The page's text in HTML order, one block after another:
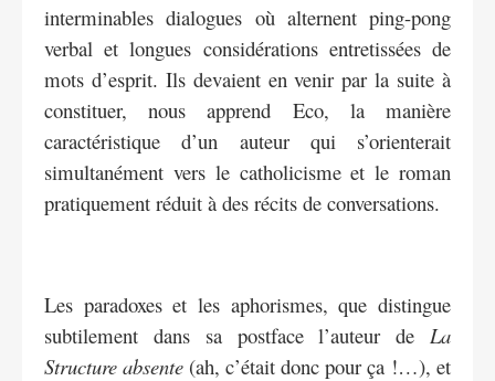
interminables dialogues où alternent ping-pong
verbal et longues considérations entretissées de
mots d’esprit. Ils devaient en venir par la suite à
constituer, nous apprend Eco, la manière
caractéristique d’un auteur qui s’orienterait
simultanément vers le catholicisme et le roman
pratiquement réduit à des récits de conversations.
Les paradoxes et les aphorismes, que distingue
subtilement dans sa postface l’auteur de La
Structure absente (ah, c’était donc pour ça !…), et